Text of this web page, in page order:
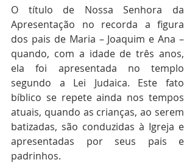
O título de Nossa Senhora da
Apresentação no recorda a figura
dos pais de Maria – Joaquim e Ana –
quando, com a idade de três anos,
ela foi apresentada no templo
segundo a Lei Judaica. Este fato
bíblico se repete ainda nos tempos
atuais, quando as crianças, ao serem
batizadas, são conduzidas à Igreja e
apresentadas por seus pais e
padrinhos.